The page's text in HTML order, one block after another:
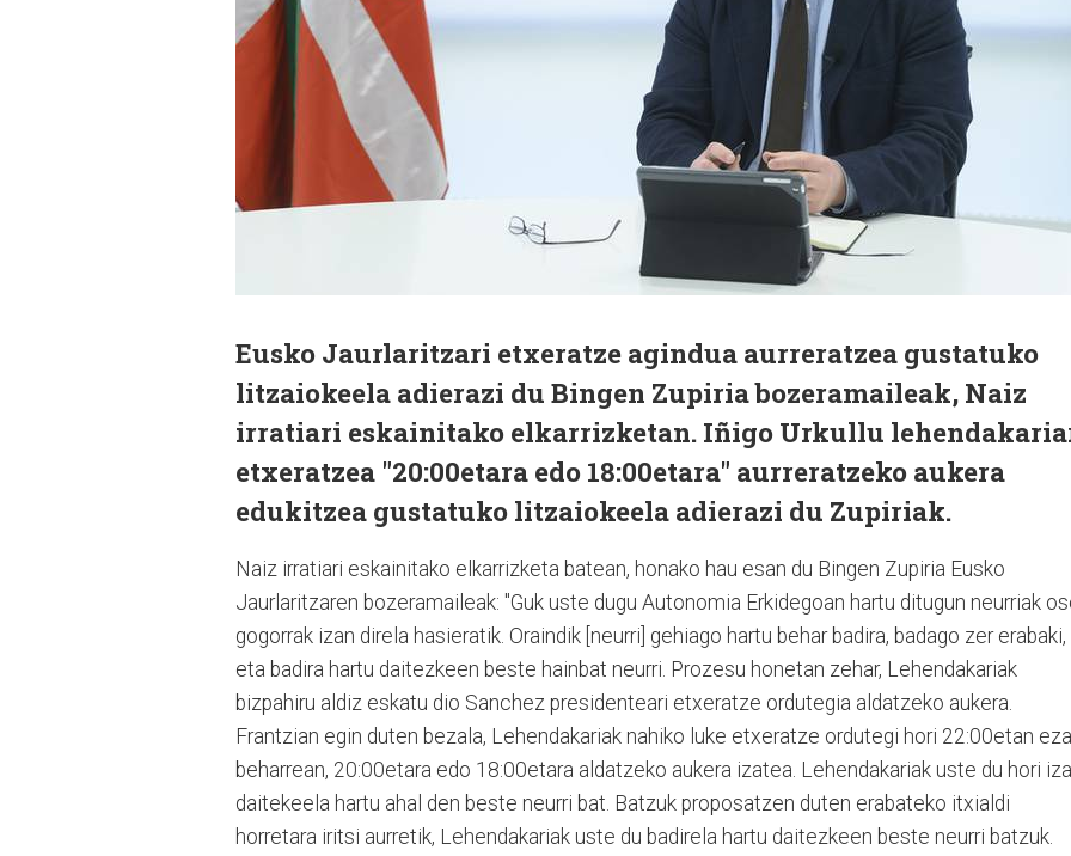
Eusko Jaurlaritzari etxeratze agindua aurreratzea gustatuko
litzaiokeela adierazi du Bingen Zupiria bozeramaileak, Naiz
irratiari eskainitako elkarrizketan. Iñigo Urkullu
etxeratzea "20:00etara edo 18:00etara" aurreratzeko aukera
edukitzea gustatuko litzaiokeela adierazi du Zupiriak.
Naiz irratiari eskainitako elkarrizketa batean, honako hau esan du Bingen Zupiria Eusko
Jaurlaritzaren bozeramaileak: "Guk uste dugu Autonomia Erkidegoan hartu ditugun neurriak
gogorrak izan direla hasieratik. Oraindik [neurri] gehiago hartu behar badira, badago zer erabaki,
eta badira hartu daitezkeen beste hainbat neurri. Prozesu honetan zehar, Lehendakariak
bizpahiru aldiz eskatu dio Sanchez presidenteari etxeratze ordutegia aldatzeko aukera.
Frantzian egin duten bezala, Lehendakariak nahiko luke etxeratze ordutegi hori 22:00etan
beharrean, 20:00etara edo 18:00etara aldatzeko aukera izatea. Lehendakariak uste du hori
daitekeela hartu ahal den beste neurri bat. Batzuk proposatzen duten erabateko itxialdi
horretara iritsi aurretik, Lehendakariak uste du badirela hartu daitezkeen beste neurri batzuk.